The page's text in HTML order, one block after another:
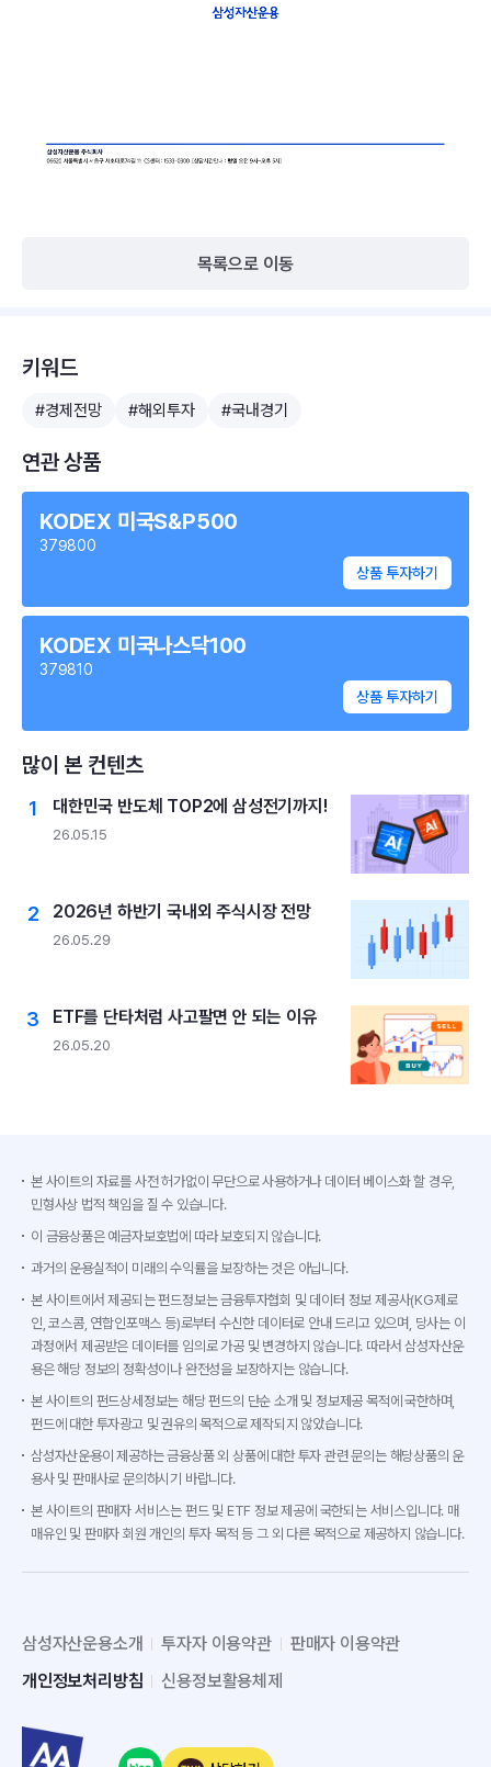
목록으로 이동
키워드
#경제전망 #해외투자 #국내경기
연관 상품
KODEX 미국S&P500
379800
상품 투자하기
KODEX 미국나스닥100
379810
상품 투자하기
많이 본 컨텐츠
대한민국 반도체 TOP2에 삼성전기까지!
26.05.15
2026년 하반기 국내외 주식시장 전망
26.05.29
ETF를 단타처럼 사고팔면 안 되는 이유
26.05.20
본 사이트의 자료를 사전 허가없이 무단으로 사용하거나 데이터 베이스화 할 경우,
민형사상 법적 책임을 질 수 있습니다.
이 금융상품은 예금자보호법에 따라 보호되지 않습니다.
과거의 운용실적이 미래의 수익률을 보장하는 것은 아닙니다.
본 사이트에서 제공되는 펀드정보는 금융투자협회 및 데이터 정보 제공사(KG제로
인, 코스콤, 연합인포맥스 등)로부터 수신한 데이터로 안내 드리고 있으며, 당사는 이
과정에서 제공받은 데이터를 임의로 가공 및 변경하지 않습니다. 따라서 삼성자산운
용은 해당 정보의 정확성이나 완전성을 보장하지는 않습니다.
본 사이트의 펀드상세정보는 해당 펀드의 단순 소개 및 정보제공 목적에 국한하며,
펀드에 대한 투자광고 및 권유의 목적으로 제작되지 않았습니다.
삼성자산운용이 제공하는 금융상품 외 상품에 대한 투자 관련 문의는 해당상품의 운
용사 및 판매사로 문의하시기 바랍니다.
본 사이트의 판매자 서비스는 펀드 및 ETF 정보 제공에 국한되는 서비스입니다. 매
매유인 및 판매자 회원 개인의 투자 목적 등 그 외 다른 목적으로 제공하지 않습니다.
삼성자산운용소개 투자자 이용약관
판매자 이용약관
개인정보처리방침
신용정보활용체제